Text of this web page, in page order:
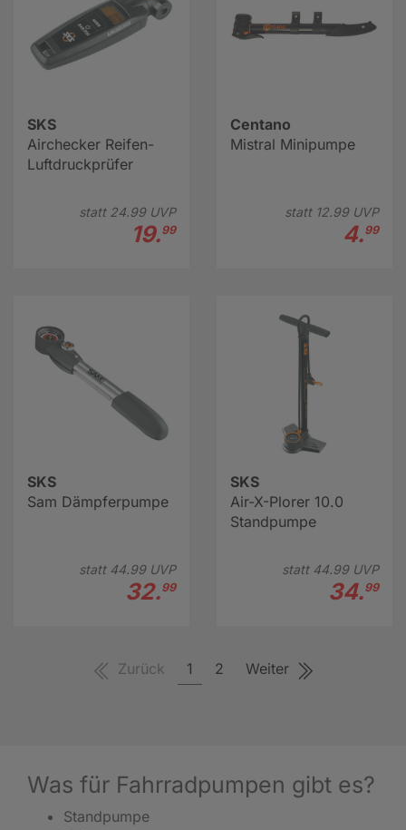
SKS
Airchecker Reifen-
Luftdruckprüfer
statt 24.99UVP
19.99
Centano
Mistral Minipumpe
statt 12.99UVP
4.99
SKS
Sam Dämpferpumpe
statt 44.99UVP
32.99
SKS
Air-X-Plorer 10.0
Standpumpe
statt 44.99UVP
34.99
Zurück 1 2 Weiter
Was für Fahrradpumpen gibt es?
Standpumpe